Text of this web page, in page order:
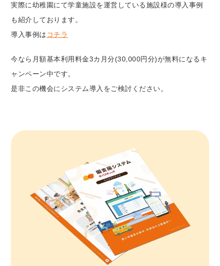
実際に幼稚園にて学童施設を運営している施設様の導入事例
も紹介しております。
導入事例は コチラ
今なら月額基本利用料金3カ月分(30,000円分)が無料になるキ
ャンペーン中です。
是非この機会にシステム導入をご検討ください。